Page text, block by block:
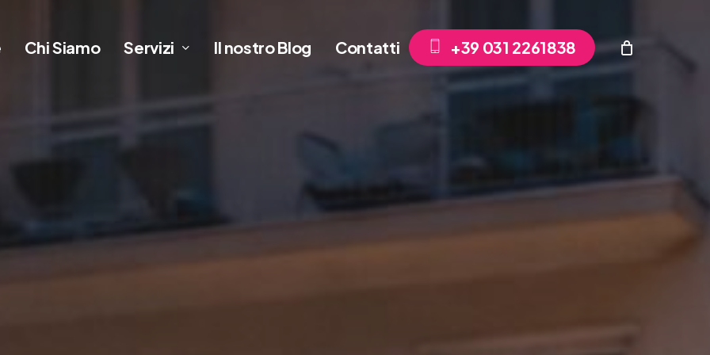
Chi Siamo Servizi Il nostro Blog Contatti +39 031 2261838